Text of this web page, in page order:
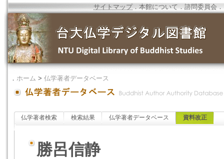
サイトマップ．本館について ．諮問委員会 ．
． ホーム > 仏学著者データベース
仏学著者検索 検索結果 仏学著者データベース 資料改正
勝呂信静